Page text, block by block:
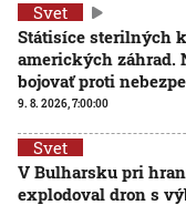
Svet
Státisíce sterilných
amerických záhrad.
bojovať proti
9. 8. 2026, 7:00:00
Svet
V Bulharsku pri
explodoval dron s